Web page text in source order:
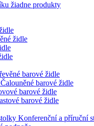
žiadne produkty
židle
barové židle
Čalouněné barové židle
barové židle
barové židle
Konferenční a příruční